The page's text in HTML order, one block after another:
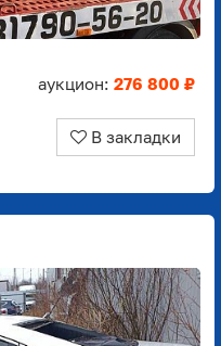
аукцион: 276 800 ₽
В закладки